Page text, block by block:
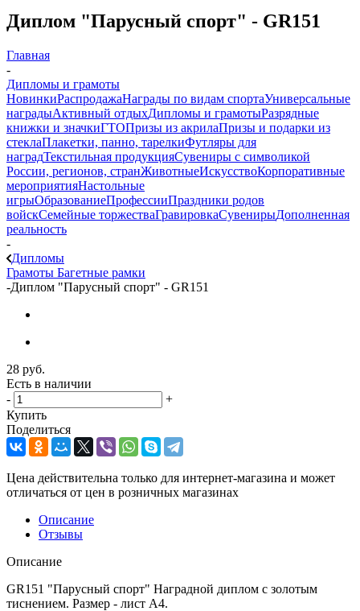
Диплом "Парусный спорт" - GR151
Главная
-
Дипломы и грамоты
НовинкиРаспродажаНаграды по видам спортаУниверсальные
наградыАктивный отдыхДипломы и грамотыРазрядные
книжки и значкиГТОПризы из акрилаПризы и подарки из
стеклаПлакетки, панно, тарелкиФутляры для
наградТекстильная продукцияСувениры с символикой
России, регионов, странЖивотныеИскусствоКорпоративные
мероприятияНастольные
игрыОбразованиеПрофессииПраздники родов
войскСемейные торжестваГравировкаСувенирыДополненная
реальность
-
Дипломы
Грамоты Багетные рамки
-Диплом "Парусный спорт" - GR151
28 руб.
Есть в наличии
-
+
Купить
Поделиться
Цена действительна только для интернет-магазина и может
отличаться от цен в розничных магазинах
Описание
Отзывы
Описание
GR151 "Парусный спорт" Наградной диплом с золотым
тиснением. Размер - лист А4.